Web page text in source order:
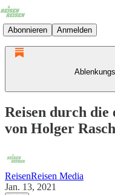
Abonnieren Anmelden
Reisen durch die
von Holger
ReisenReisen Media
Jan. 13, 2021